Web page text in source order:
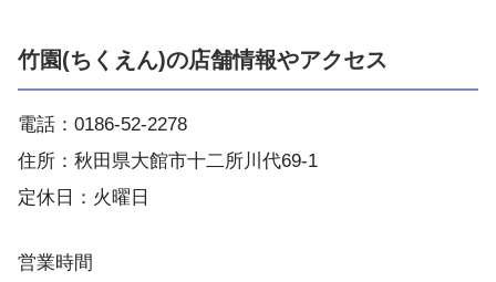
竹園(ちくえん)の店舗情報やアクセス
電話：0186-52-2278
住所：秋田県大館市十二所川代69-1
定休日：火曜日
営業時間